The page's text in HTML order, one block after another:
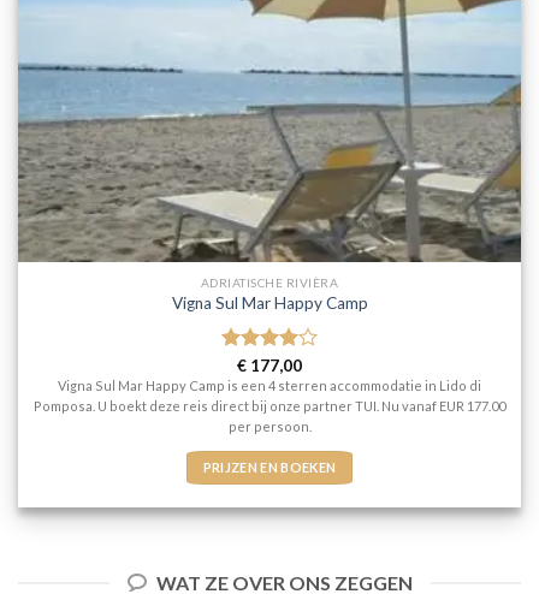
ADRIATISCHE RIVIÈRA
Vigna Sul Mar Happy Camp
Gewaardeerd
4uit 5
€ 177,00
Vigna Sul Mar Happy Camp is een 4 sterren accommodatie in Lido di
Pomposa. U boekt deze reis direct bij onze partner TUI. Nu vanaf EUR 177.00
per persoon.
PRIJZEN EN BOEKEN
WAT ZE OVER ONS ZEGGEN